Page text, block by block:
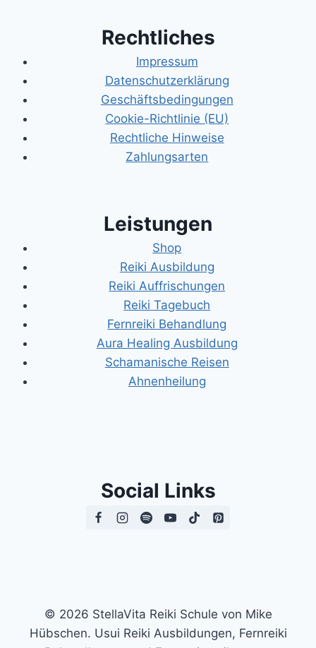
Rechtliches
Impressum
Datenschutzerklärung
Geschäftsbedingungen
Cookie-Richtlinie (EU)
Rechtliche Hinweise
Zahlungsarten
Leistungen
Shop
Reiki Ausbildung
Reiki Auffrischungen
Reiki Tagebuch
Fernreiki Behandlung
Aura Healing Ausbildung
Schamanische Reisen
Ahnenheilung
Social Links
© 2026 StellaVita Reiki Schule von Mike
Hübschen. Usui Reiki Ausbildungen, Fernreiki